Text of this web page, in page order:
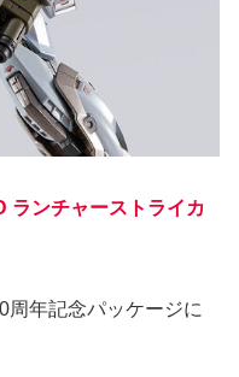
ランチャーストライカ
周年記念パッケージに